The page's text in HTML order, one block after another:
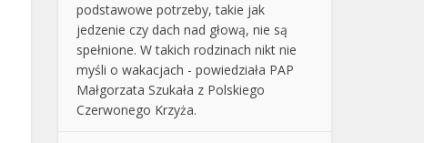
podstawowe potrzeby, takie jak
jedzenie czy dach nad głową, nie są
spełnione. W takich rodzinach nikt nie
myśli o wakacjach - powiedziała PAP
Małgorzata Szukała z Polskiego
Czerwonego Krzyża.